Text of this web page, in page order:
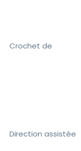
Crochet de
Direction assistée